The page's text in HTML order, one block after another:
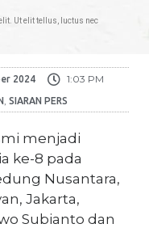
Ut elit tellus, luctus nec
2024 1:03 PM
, SIARAN PERS
menjadi
ke-8 pada
Nusantara,
Jakarta,
Subianto dan